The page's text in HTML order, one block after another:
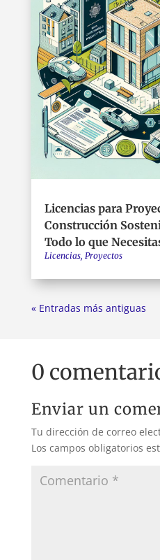
Licencias para
Construcción
Todo lo que
Licencias, Proyectos
« Entradas más antiguas
0
Enviar un
Tu dirección de correo
Los campos obligatorios